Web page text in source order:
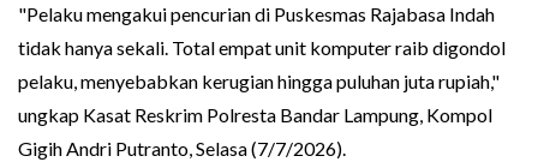
"Pelaku mengakui pencurian di Puskesmas Rajabasa Indah
tidak hanya sekali. Total empat unit komputer raib digondol
pelaku, menyebabkan kerugian hingga puluhan juta rupiah,"
ungkap Kasat Reskrim Polresta Bandar Lampung, Kompol
Gigih Andri Putranto, Selasa (7/7/2026).